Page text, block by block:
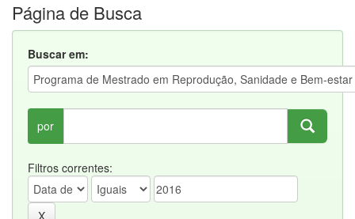
Página de Busca
Buscar em:
por
Filtros correntes: